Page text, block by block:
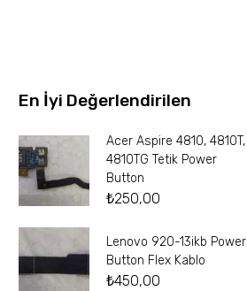
En İyi Değerlendirilen
Acer Aspire 4810, 4810T,
4810TG Tetik Power
Button
₺250,00
Lenovo 920-13ikb Power
Button Flex Kablo
₺450,00